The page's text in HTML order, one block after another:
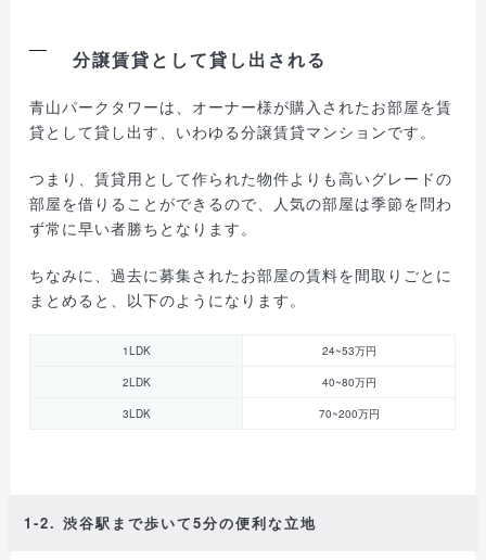
分譲賃貸として貸し出される
青山パークタワーは、オーナー様が購入されたお部屋を賃
貸として貸し出す、いわゆる分譲賃貸マンションです。
つまり、賃貸用として作られた物件よりも高いグレードの
部屋を借りることができるので、人気の部屋は季節を問わ
ず常に早い者勝ちとなります。
ちなみに、過去に募集されたお部屋の賃料を間取りごとに
まとめると、以下のようになります。
1LDK 24~53万円
2LDK 40~80万円
3LDK 70~200万円
1-2. 渋谷駅まで歩いて5分の便利な立地